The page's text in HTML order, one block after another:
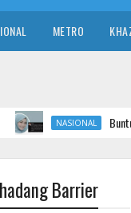
METRO
Buntut Suruh Pasien
Barrier